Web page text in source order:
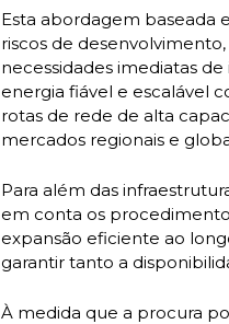
Esta abordagem baseada
riscos de
necessidades imediatas
energia fiável e escalável
rotas de rede de alta
mercados regionais e
Para além das
em conta os
expansão eficiente ao
garantir tanto a
À medida que a procura